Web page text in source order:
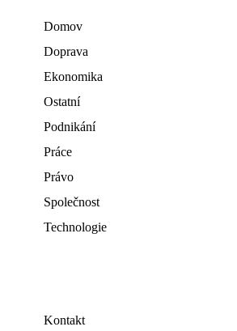
Domov
Doprava
Ekonomika
Ostatní
Podnikání
Práce
Právo
Společnost
Technologie
Kontakt